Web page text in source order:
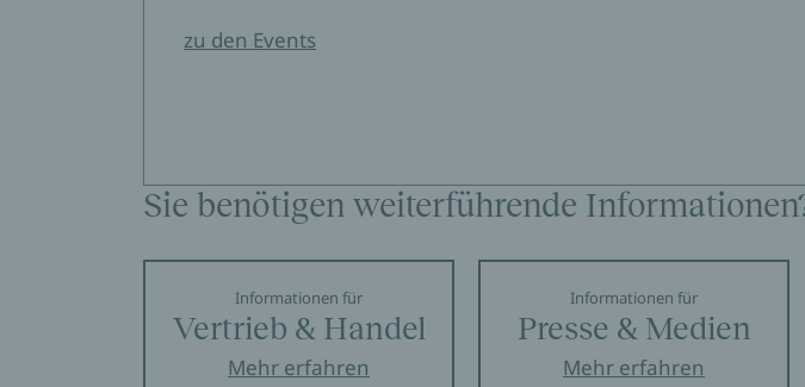
zu den Events
Sie benötigen weiterführende
Informationen für
Vertrieb & Handel
Mehr erfahren
Informationen für
Presse & Medien
Mehr erfahren